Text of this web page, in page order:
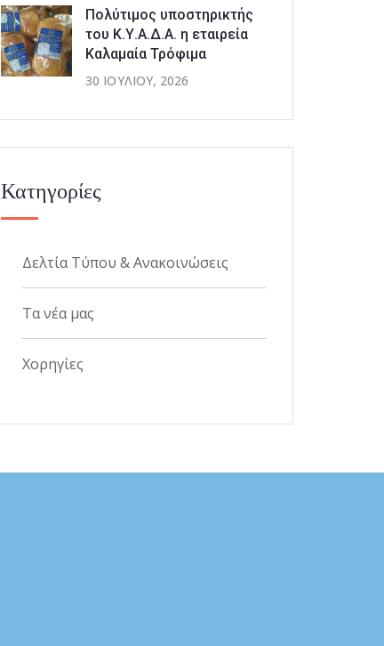
Πολύτιμος υποστηρικτής
του Κ.Υ.Α.Δ.Α. η εταιρεία
Καλαμαία Τρόφιμα
30 ΙΟΥΛΊΟΥ, 2026
Κατηγορίες
Δελτία Τύπου & Ανακοινώσεις
Τα νέα μας
Χορηγίες